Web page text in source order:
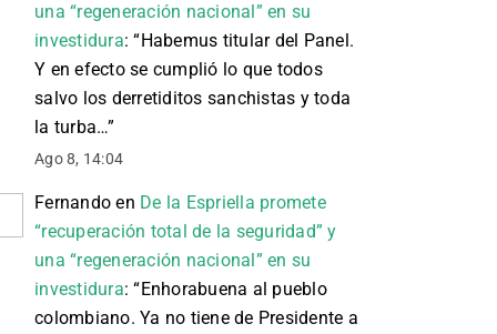
una “regeneración nacional” en su
investidura: “Habemus titular del Panel.
Y en efecto se cumplió lo que todos
salvo los derretiditos sanchistas y toda
la turba…”
Ago 8, 14:04
Fernando en De la Espriella promete
“recuperación total de la seguridad” y
una “regeneración nacional” en su
investidura: “Enhorabuena al pueblo
colombiano. Ya no tiene de Presidente a